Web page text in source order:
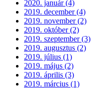
2020. január (4)
2019. december (4)
2019. november (2)
2019. október (2)
2019. szeptember (3)
2019. augusztus (2)
2019. július (1)
2019. május (2)
2019. április (3)
2019. március (1)